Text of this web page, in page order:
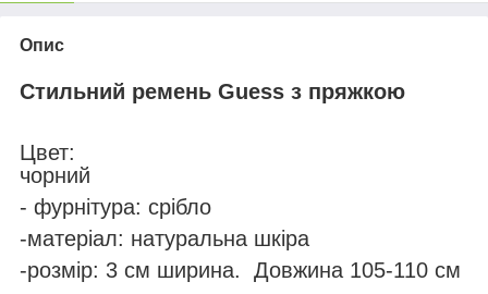
Опис
Стильний ремень Guess з пряжкою
Цвет:
чорний
- фурнітура: срібло
-матеріал: натуральна шкіра
-розмір: 3 см ширина. Довжина 105-110 см